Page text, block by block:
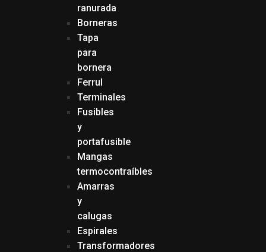
ranurada
Borneras
Tapa
para
bornera
Ferrul
Terminales
Fusibles
y
portafusible
Mangas
termocontraíbles
Amarras
y
calugas
Espirales
Transformadores